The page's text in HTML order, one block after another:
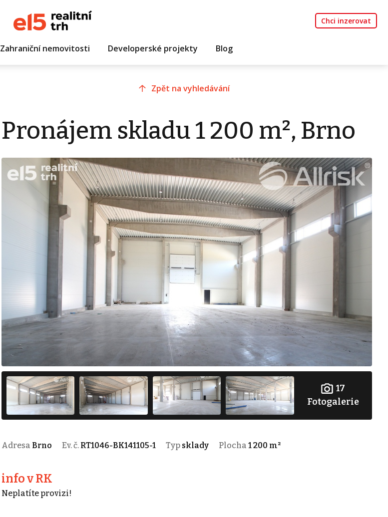
Chci inzerovat
Zahraniční nemovitosti Developerské projekty Blog
Zpět na vyhledávání
Pronájem skladu 1 200 m², Brno
17
Fotogalerie
Adresa Brno Ev. č. RT1046-BK141105-1 Typ sklady Plocha 1 200 m²
info v RK
Neplatíte provizi!